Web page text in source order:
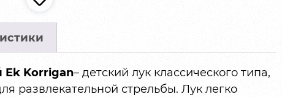
Ek Korrigan– детский лук классического типа,
развлекательной стрельбы. Лук легко